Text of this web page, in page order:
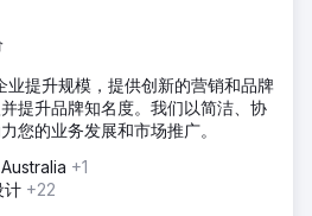
提升规模，提供创新的营销和品牌
提升品牌知名度。我们以简洁、协
您的业务发展和市场推广。
+1
计 +22